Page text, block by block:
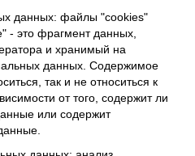
данных: файлы "cookies"
- это фрагмент данных,
и хранимый на
данных. Содержимое
так и не относиться к
от того, содержит ли
или содержит